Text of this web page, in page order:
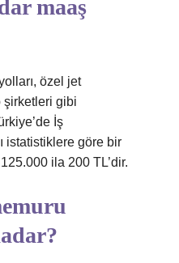
maaş
özel jet
şirketleri gibi
İş
istatistiklere göre bir
ila 200 TL’dir.